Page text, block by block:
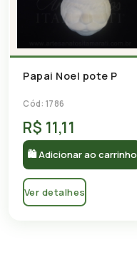
Papai Noel pote P
Cód: 1786
R$ 11,11
🛍 Adicionar ao carrinho
Ver detalhes